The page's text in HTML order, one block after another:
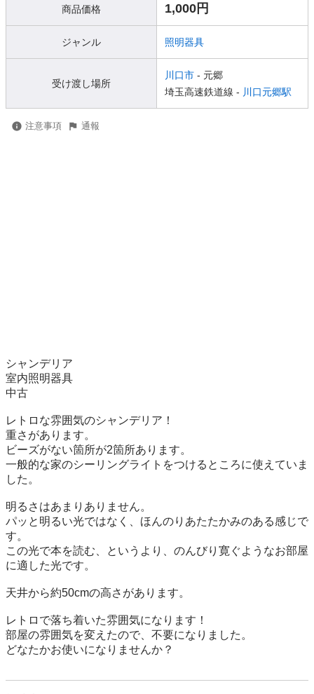
商品価格 1,000円
ジャンル 照明器具
受け渡し場所
川口市 - 元郷
埼玉高速鉄道線 - 川口元郷駅
注意事項 通報
シャンデリア
室内照明器具
中古
レトロな雰囲気のシャンデリア！
重さがあります。
ビーズがない箇所が2箇所あります。
一般的な家のシーリングライトをつけるところに使えていま
した。
明るさはあまりありません。
パッと明るい光ではなく、ほんのりあたたかみのある感じで
す。
この光で本を読む、というより、のんびり寛ぐようなお部屋
に適した光です。
天井から約50cmの高さがあります。
レトロで落ち着いた雰囲気になります！
部屋の雰囲気を変えたので、不要になりました。
どなたかお使いになりませんか？